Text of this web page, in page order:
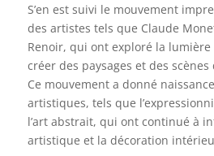
S’en est suivi le mouvement
des artistes tels que Claude
Renoir, qui ont exploré la
créer des paysages et des
Ce mouvement a donné
artistiques, tels que
l’art abstrait, qui ont continué à
artistique et la décoration